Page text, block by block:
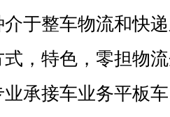
于整车物流和快
，特色，零担物
承接车业务平板